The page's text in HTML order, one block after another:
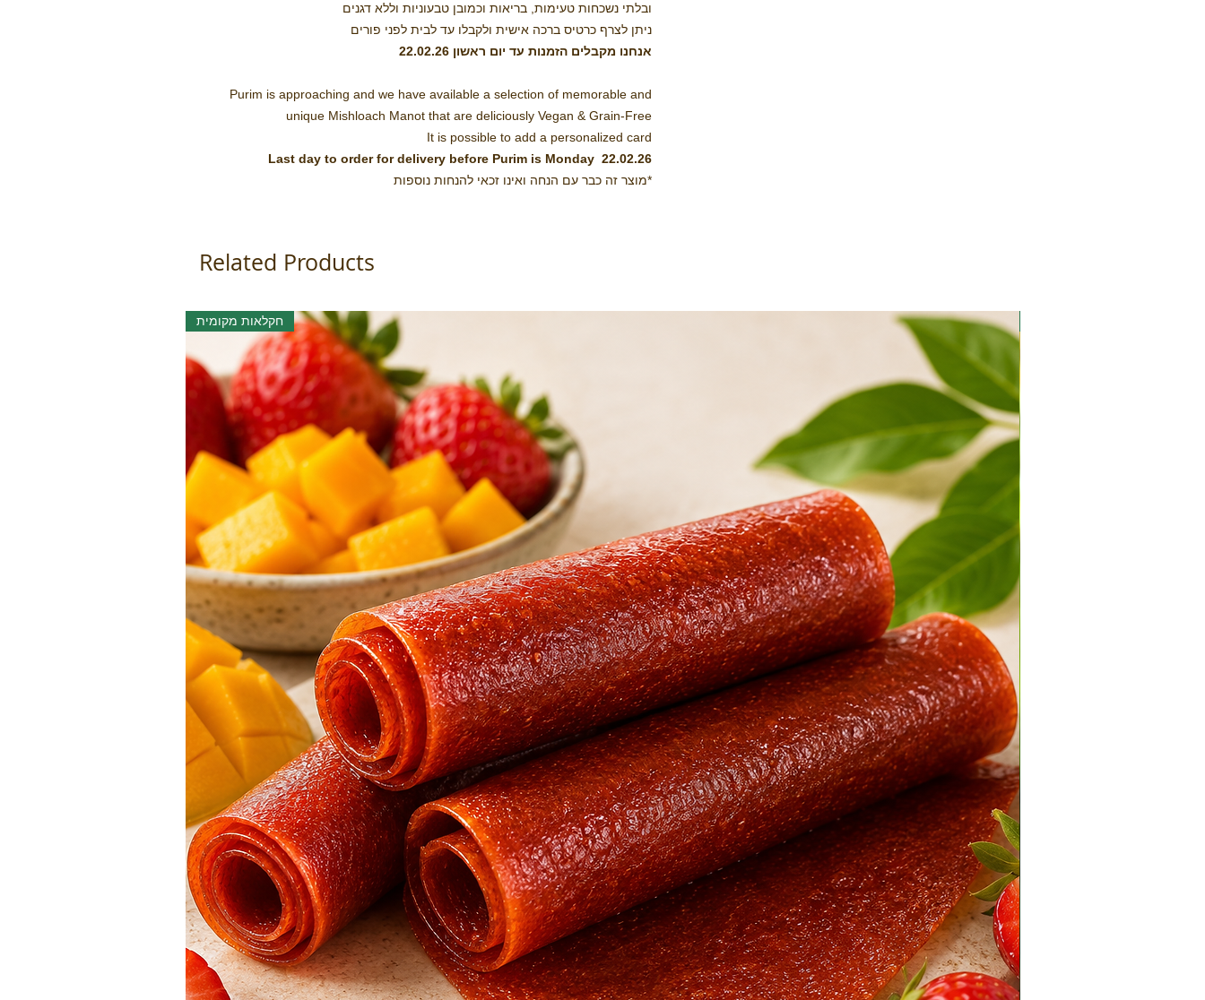
ובלתי נשכחות טעימות, בריאות וכמובן טבעוניות וללא דגנים
ניתן לצרף כרטיס ברכה אישית ולקבלו עד לבית לפני פורים
אנחנו מקבלים הזמנות עד יום ראשון 22.02.26
Purim is approaching and we have available a selection of memorable and
unique Mishloach Manot that are deliciously Vegan & Grain-Free
It is possible to add a personalized card
Last day to order for delivery before Purim is Monday 22.02.26
*מוצר זה כבר עם הנחה ואינו זכאי להנחות נוספות
Related Products
חקלאות מקומית